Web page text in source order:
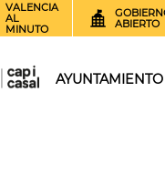
VALENCIA
AL
MINUTO
ABIERTO
AYUNTAMIENTO